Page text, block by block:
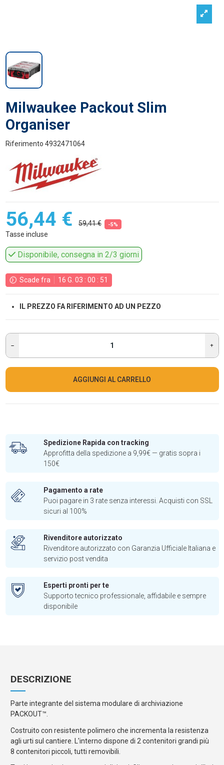
Milwaukee Packout Slim
Organiser
Riferimento 4932471064
56,44 € 59,41 € -5%
Tasse incluse
Disponibile, consegna in 2/3 giorni
Scade fra 16 G. 03 : 00 : 50
IL PREZZO FA RIFERIMENTO AD UN PEZZO
AGGIUNGI AL CARRELLO
Spedizione Rapida con tracking
Approfitta della spedizione a 9,99€ — gratis sopra i
150€
Pagamento a rate
Puoi pagare in 3 rate senza interessi. Acquisti con SSL
sicuri al 100%
Rivenditore autorizzato
Rivenditore autorizzato con Garanzia Ufficiale Italiana e
servizio post vendita
Esperti pronti per te
Supporto tecnico professionale, affidabile e sempre
disponibile
DESCRIZIONE
Parte integrante del sistema modulare di archiviazione
PACKOUT™.
Costruito con resistente polimero che incrementa la resistenza
agli urti sul cantiere. L'interno dispone di 2 contenitori grandi più
8 contenitori piccoli, tutti removibili.